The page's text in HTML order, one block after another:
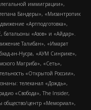
иммиграции»,
Бандеры», «Мизантропик
«Артподготовка»,
батальоны «Азов» и «Айдар».
Талибан», «Имарат
ан-Нусра, «АУМ Синрике»,
Магриба», «Сеть»,
«Открытой России»,
телеканал «Дождь»,
«Свобода», The Insider,
центр «Мемориал»,